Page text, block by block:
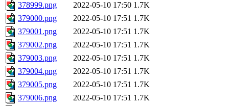
378999.png
2022-05-10 17:50 1.7K
379000.png
2022-05-10 17:51 1.7K
379001.png
2022-05-10 17:51 1.7K
379002.png
2022-05-10 17:51 1.7K
379003.png
2022-05-10 17:51 1.7K
379004.png
2022-05-10 17:51 1.7K
379005.png
2022-05-10 17:51 1.7K
379006.png
2022-05-10 17:51 1.7K